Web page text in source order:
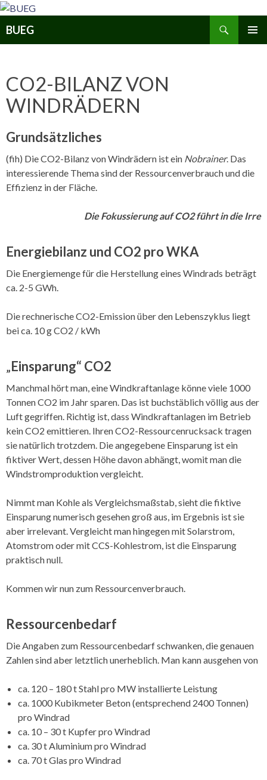
Zum
springen
BUEG
CO2-BILANZ VON
WINDRÄDERN
Grundsätzliches
(fih) Die CO2-Bilanz von Windrädern ist ein Nobrainer. Das
interessierende Thema sind der Ressourcenverbrauch und die
Effizienz in der Fläche.
Die Fokussierung auf CO2 führt in die Irre
Energiebilanz und CO2 pro WKA
Die Energiemenge für die Herstellung eines Windrads beträgt
ca. 2-5 GWh.
Die rechnerische CO2-Emission über den Lebenszyklus liegt
bei ca. 10 g CO2 / kWh
„Einsparung“ CO2
Manchmal hört man, eine Windkraftanlage könne viele 1000
Tonnen CO2 im Jahr sparen. Das ist buchstäblich völlig aus der
Luft gegriffen. Richtig ist, dass Windkraftanlagen im Betrieb
kein CO2 emittieren. Ihren CO2-Ressourcenrucksack tragen
sie natürlich trotzdem. Die angegebene Einsparung ist ein
fiktiver Wert, dessen Höhe davon abhängt, womit man die
Windstromproduktion vergleicht.
Nimmt man Kohle als Vergleichsmaßstab, sieht die fiktive
Einsparung numerisch gesehen groß aus, im Ergebnis ist sie
aber irrelevant. Vergleicht man hingegen mit Solarstrom,
Atomstrom oder mit CCS-Kohlestrom, ist die Einsparung
praktisch null.
Kommen wir nun zum Ressourcenverbrauch.
Ressourcenbedarf
Die Angaben zum Ressourcenbedarf schwanken, die genauen
Zahlen sind aber letztlich unerheblich. Man kann ausgehen von
ca. 120 – 180 t Stahl pro MW installierte Leistung
ca. 1000 Kubikmeter Beton (entsprechend 2400 Tonnen)
pro Windrad
ca. 10 – 30 t Kupfer pro Windrad
ca. 30 t Aluminium pro Windrad
ca. 70 t Glas pro Windrad